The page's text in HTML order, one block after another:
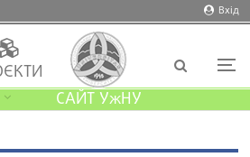
Вхід
САЙТ УжНУ